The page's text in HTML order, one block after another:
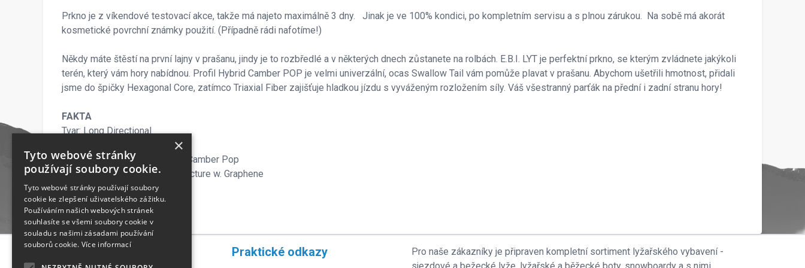
Prkno je z víkendové testovací akce, takže má najeto maximálně 3 dny. Jinak je ve 100% kondici, po kompletním servisu a s plnou zárukou. Na sobě má akorát
kosmetické povrchní známky použití. (Případně rádi nafotíme!)
Někdy máte štěstí na první lajny v prašanu, jindy je to rozbředlé a v některých dnech zůstanete na rolbách. E.B.I. LYT je perfektní prkno, se kterým zvládnete jakýkoli
terén, který vám hory nabídnou. Profil Hybrid Camber POP je velmi univerzální, ocas Swallow Tail vám pomůže plavat v prašanu. Abychom ušetřili hmotnost, přidali
jsme do špičky Hexagonal Core, zatímco Triaxial Fiber zajišťuje hladkou jízdu s vyváženým rozložením síly. Váš všestranný parťák na přední i zadní stranu hory!
FAKTA
Tvar: Long Directional
Prohnutí lyže/Camber: Hybrid Camber Pop
Architecture: LYT Board Architecture w. Graphene
Flex index: 6
Base: Sintered Base
Rychlá navigace Praktické odkazy
Pro naše zákazníky je připraven kompletní sortiment lyžařského vybavení -
sjezdové a bežecké lyže, lyžařské a běžecké boty, snowboardy a s nimi
×
Tyto webové stránky
používají soubory cookie.
Tyto webové stránky používají soubory
cookie ke zlepšení uživatelského zážitku.
Používáním našich webových stránek
souhlasíte se všemi soubory cookie v
souladu s našimi zásadami používání
souborů cookie. Více informací